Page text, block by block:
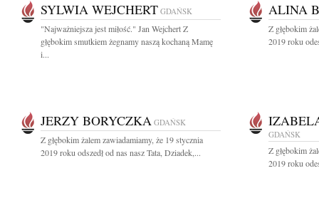
SYLWIA WEJCHERT GDAŃSK
"Najważniejsza jest miłość." Jan Wejchert Z
głębokim smutkiem żegnamy naszą kochaną Mamę
i...
ALINA
Z głębokim
2019 roku
JERZY BORYCZKA GDAŃSK
Z głębokim żalem zawiadamiamy, że 19 stycznia
2019 roku odszedł od nas nasz Tata, Dziadek,...
GDAŃSK
Z głębokim
2019 roku